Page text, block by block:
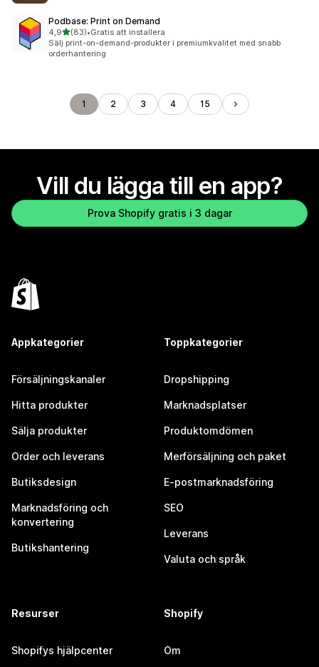
Podbase: Print on Demand
4,9av 5 stjärnor
(83)
83 recensioner totalt
•Gratis att installera
Sälj print-on-demand-produkter i premiumkvalitet med snabb
orderhantering
1 2 3 4 15
Vill du lägga till en app?
Prova Shopify gratis i 3 dagar
Appkategorier
Försäljningskanaler
Hitta produkter
Sälja produkter
Order och leverans
Butiksdesign
Marknadsföring och
konvertering
Butikshantering
Toppkategorier
Dropshipping
Marknadsplatser
Produktomdömen
Merförsäljning och paket
E-postmarknadsföring
SEO
Leverans
Valuta och språk
Resurser
Shopifys hjälpcenter
Shopify
Om